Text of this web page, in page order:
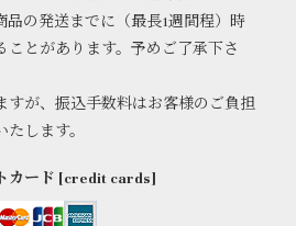
品の発送までに（最長1週間程）時
ことがあります。予めご了承下さ
すが、振込手数料はお客様のご負担
たします。
カード [credit cards]